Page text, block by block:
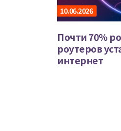
10.06.2026
Почти 70%
роутеров
интернет